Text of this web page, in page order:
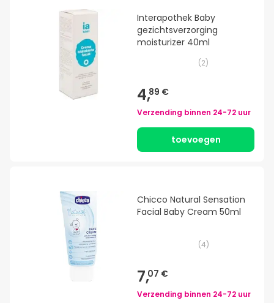
Interapothek Baby
gezichtsverzorging
moisturizer 40ml
(2)
4,89 €
Verzending binnen 24-72 uur
toevoegen
Chicco Natural Sensation
Facial Baby Cream 50ml
(4)
7,07 €
Verzending binnen 24-72 uur